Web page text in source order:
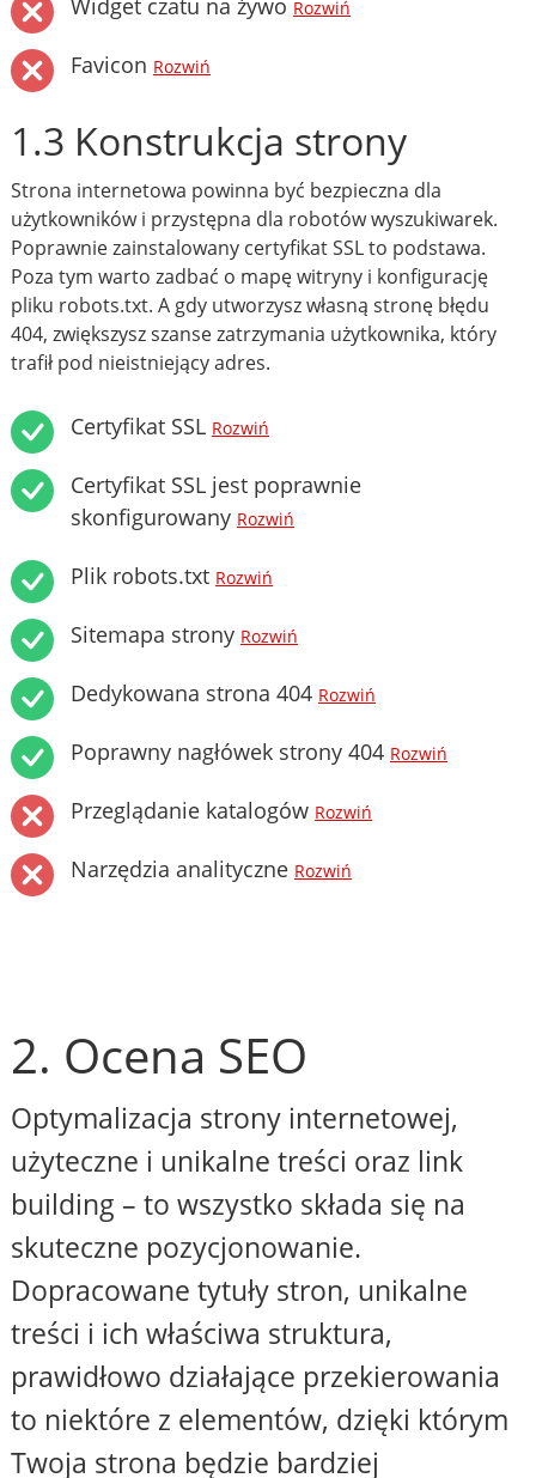
Widget czatu na żywo Rozwiń
Favicon Rozwiń
1.3 Konstrukcja strony
Strona internetowa powinna być bezpieczna dla
użytkowników i przystępna dla robotów wyszukiwarek.
Poprawnie zainstalowany certyfikat SSL to podstawa.
Poza tym warto zadbać o mapę witryny i konfigurację
pliku robots.txt. A gdy utworzysz własną stronę błędu
404, zwiększysz szanse zatrzymania użytkownika, który
trafił pod nieistniejący adres.
Certyfikat SSL Rozwiń
Certyfikat SSL jest poprawnie
skonfigurowany Rozwiń
Plik robots.txt Rozwiń
Sitemapa strony Rozwiń
Dedykowana strona 404 Rozwiń
Poprawny nagłówek strony 404 Rozwiń
Przeglądanie katalogów Rozwiń
Narzędzia analityczne Rozwiń
2. Ocena SEO
Optymalizacja strony internetowej,
użyteczne i unikalne treści oraz link
building – to wszystko składa się na
skuteczne pozycjonowanie.
Dopracowane tytuły stron, unikalne
treści i ich właściwa struktura,
prawidłowo działające przekierowania
to niektóre z elementów, dzięki którym
Twoja strona będzie bardziej